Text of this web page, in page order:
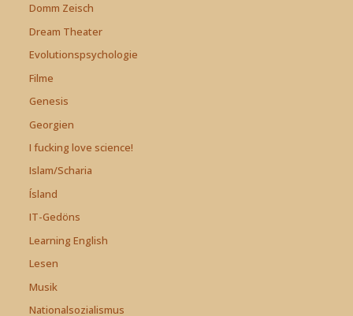
Domm Zeisch
Dream Theater
Evolutionspsychologie
Filme
Genesis
Georgien
I fucking love science!
Islam/Scharia
Ísland
IT-Gedöns
Learning English
Lesen
Musik
Nationalsozialismus